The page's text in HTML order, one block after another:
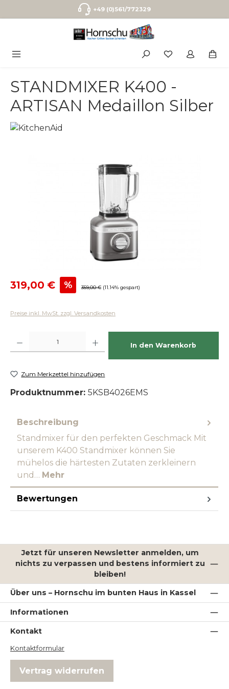
Zum Hauptinhalt springen+49 (0)561/772329
STANDMIXER K400 -
ARTISAN Medaillon Silber
Verkaufspreis:
319,00 € % Regulärer Preis:
359,00 € (11.14% gespart)
Preise inkl. MwSt. zzgl. Versandkosten
In den Warenkorb
Zum Merkzettel hinzufügen
Produktnummer: 5KSB4026EMS
Beschreibung
Standmixer für den perfekten Geschmack Mit
unserem K400 Standmixer können Sie
mühelos die härtesten Zutaten zerkleinern
und… Mehr
Bewertungen
Jetzt für unseren Newsletter anmelden, um
nichts zu verpassen und bestens informiert zu
bleiben!
Über uns – Hornschu im bunten Haus in Kassel
Informationen
Kontakt
Kontaktformular
Vertrag widerrufen